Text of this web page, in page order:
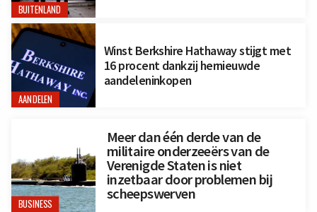
BUITENLAND
AANDELEN
Winst Berkshire Hathaway stijgt met
16 procent dankzij hernieuwde
aandeleninkopen
BUSINESS
Meer dan één derde van de
militaire onderzeeërs van de
Verenigde Staten is niet
inzetbaar door problemen bij
scheepswerven